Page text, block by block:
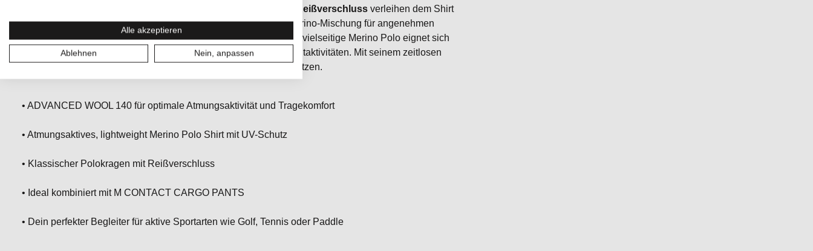
Reißverschluss verleihen dem Shirt
einen modernen Touch, während die ADVANCED WOOL 140 Merino-Mischung für angenehmen
Tragekomfort und natürliche Temperaturregulierung sorgt. Dieses vielseitige Merino Polo eignet sich
sowohl für den sportlichen Einsatz als auch für entspannte Freizeitaktivitäten. Mit seinem zeitlosen
Design ist es das perfekte Merino Shirt für alle, die Klassiker schätzen.
• ADVANCED WOOL 140 für optimale Atmungsaktivität und Tragekomfort
• Atmungsaktives, lightweight Merino Polo Shirt mit UV-Schutz
• Klassischer Polokragen mit Reißverschluss
• Ideal kombiniert mit M CONTACT CARGO PANTS
• Dein perfekter Begleiter für aktive Sportarten wie Golf, Tennis oder Paddle
Alle akzeptieren
Ablehnen Nein, anpassen